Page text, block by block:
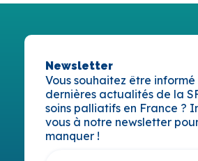
Newsletter
Vous souhaitez être informé
dernières actualités de la
soins palliatifs en France ?
vous à notre newsletter
manquer !